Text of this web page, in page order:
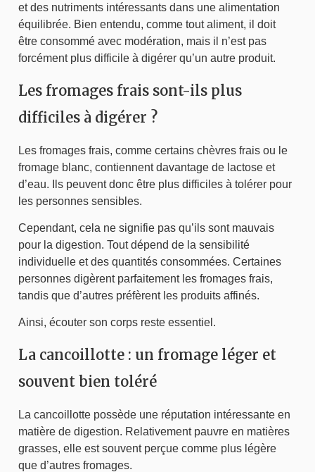
et des nutriments intéressants dans une alimentation
équilibrée. Bien entendu, comme tout aliment, il doit
être consommé avec modération, mais il n’est pas
forcément plus difficile à digérer qu’un autre produit.
Les fromages frais sont-ils plus
difficiles à digérer ?
Les fromages frais, comme certains chèvres frais ou le
fromage blanc, contiennent davantage de lactose et
d’eau. Ils peuvent donc être plus difficiles à tolérer pour
les personnes sensibles.
Cependant, cela ne signifie pas qu’ils sont mauvais
pour la digestion. Tout dépend de la sensibilité
individuelle et des quantités consommées. Certaines
personnes digèrent parfaitement les fromages frais,
tandis que d’autres préfèrent les produits affinés.
Ainsi, écouter son corps reste essentiel.
La cancoillotte : un fromage léger et
souvent bien toléré
La cancoillotte possède une réputation intéressante en
matière de digestion. Relativement pauvre en matières
grasses, elle est souvent perçue comme plus légère
que d’autres fromages.